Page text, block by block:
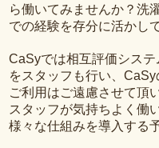
ら働いてみませんか？洗
での経験を存分に活かし
CaSyでは相互評価シス
をスタッフも行い、
ご利用はご遠慮させて頂
スタッフが気持ちよく働
様々な仕組みを導入する